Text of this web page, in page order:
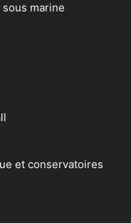
marine
et conservatoires